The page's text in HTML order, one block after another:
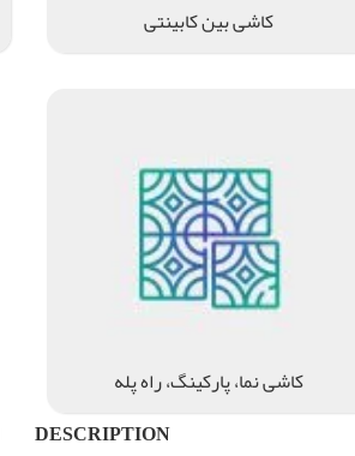
کاشی بین کابینتی
کاشی نما، پارکینگ، راه پله
DESCRIPTION